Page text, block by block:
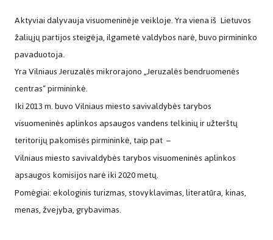
Aktyviai dalyvauja visuomeninėje veikloje. Yra viena iš Lietuvos
žaliųjų partijos steigėja, ilgametė valdybos narė, buvo pirmininko
pavaduotoja.
Yra Vilniaus Jeruzalės mikrorajono „Jeruzalės bendruomenės
centras“ pirmininkė.
Iki 2013 m. buvo Vilniaus miesto savivaldybės tarybos
visuomeninės aplinkos apsaugos vandens telkinių ir užterštų
teritorijų pakomisės pirmininkė, taip pat –
Vilniaus miesto savivaldybės tarybos visuomeninės aplinkos
apsaugos komisijos narė iki 2020 metų.
Pomėgiai: ekologinis turizmas, stovyklavimas, literatūra, kinas,
menas, žvejyba, grybavimas.